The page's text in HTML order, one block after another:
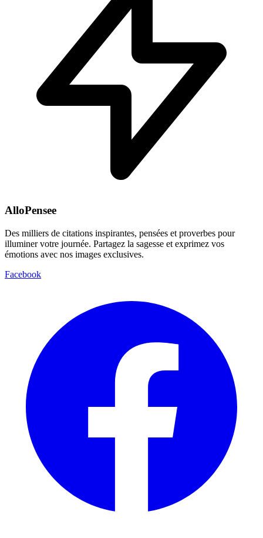
AlloPensee
Des milliers de citations inspirantes, pensées et proverbes pour
illuminer votre journée. Partagez la sagesse et exprimez vos
émotions avec nos images exclusives.
Facebook